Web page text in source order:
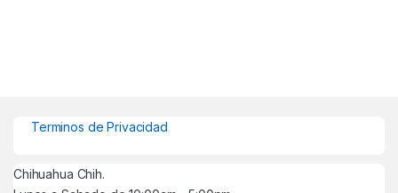
Terminos de Privacidad
Chihuahua Chih.